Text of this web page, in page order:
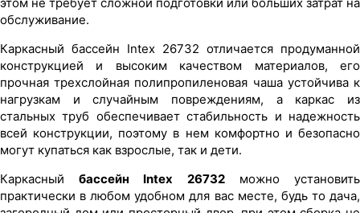
обслуживание.
Каркасный бассейн Intex 26732 отличается продуманной
конструкцией и высоким качеством материалов, его
прочная трехслойная полипропиленовая чаша устойчива к
нагрузкам и случайным повреждениям, а каркас из
стальных труб обеспечивает стабильность и надежность
всей конструкции, поэтому в нем комфортно и безопасно
могут купаться как взрослые, так и дети.
Каркасныйбассейн Intex 26732можно установить
практически в любом удобном для вас месте, будь то дача,